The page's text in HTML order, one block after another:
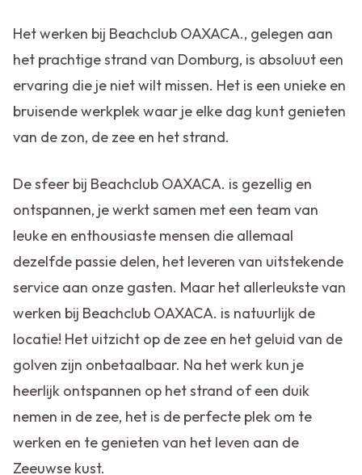
Het werken bij Beachclub OAXACA., gelegen aan
het prachtige strand van Domburg, is absoluut een
ervaring die je niet wilt missen. Het is een unieke en
bruisende werkplek waar je elke dag kunt genieten
van de zon, de zee en het strand.
De sfeer bij Beachclub OAXACA. is gezellig en
ontspannen, je werkt samen met een team van
leuke en enthousiaste mensen die allemaal
dezelfde passie delen, het leveren van uitstekende
service aan onze gasten. Maar het allerleukste van
werken bij Beachclub OAXACA. is natuurlijk de
locatie! Het uitzicht op de zee en het geluid van de
golven zijn onbetaalbaar. Na het werk kun je
heerlijk ontspannen op het strand of een duik
nemen in de zee, het is de perfecte plek om te
werken en te genieten van het leven aan de
Zeeuwse kust.